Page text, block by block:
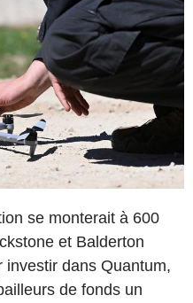
se monterait à 600
et Balderton
investir dans Quantum,
de fonds un